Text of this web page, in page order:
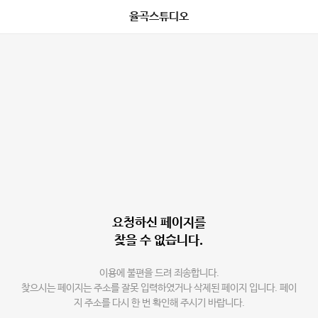
율곡스튜디오
요청하신 페이지를
찾을 수 없습니다.
이용에 불편을 드려 죄송합니다.
찾으시는 페이지는 주소를 잘못 입력하였거나 삭제된 페이지 입니다. 페이
지 주소를 다시 한 번 확인해 주시기 바랍니다.